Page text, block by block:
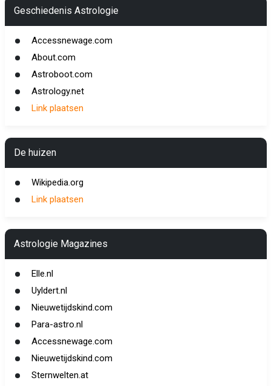
Geschiedenis Astrologie
Accessnewage.com
About.com
Astroboot.com
Astrology.net
Link plaatsen
De huizen
Wikipedia.org
Link plaatsen
Astrologie Magazines
Elle.nl
Uyldert.nl
Nieuwetijdskind.com
Para-astro.nl
Accessnewage.com
Nieuwetijdskind.com
Sternwelten.at